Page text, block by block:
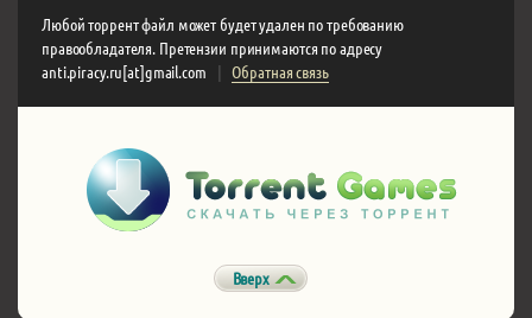
Любой торрент файл может будет удален по требованию
правообладателя. Претензии принимаются по адресу
anti.piracy.ru[at]gmail.com
| Обратная связь
Вверх